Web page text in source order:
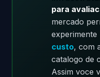
para
mercado
experimente
custo, com
catalogo de
Assim voce